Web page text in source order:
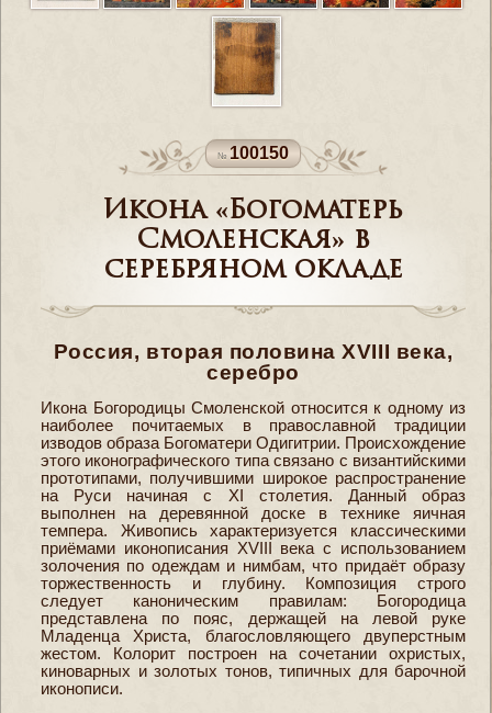
100150
Икона «Богоматерь
Смоленская» в
серебряном окладе
Россия, вторая половина XVIII века,
серебро
Икона Богородицы Смоленской относится к одному из
наиболее почитаемых в православной традиции
изводов образа Богоматери Одигитрии. Происхождение
этого иконографического типа связано с византийскими
прототипами, получившими широкое распространение
на Руси начиная с XI столетия. Данный образ
выполнен на деревянной доске в технике яичная
темпера. Живопись характеризуется классическими
приёмами иконописания XVIII века с использованием
золочения по одеждам и нимбам, что придаёт образу
торжественность и глубину. Композиция строго
следует каноническим правилам: Богородица
представлена по пояс, держащей на левой руке
Младенца Христа, благословляющего двуперстным
жестом. Колорит построен на сочетании охристых,
киноварных и золотых тонов, типичных для барочной
иконописи.